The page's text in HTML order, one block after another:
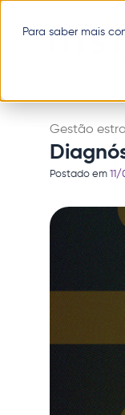
Para saber mais
para
Gestão
Postado em